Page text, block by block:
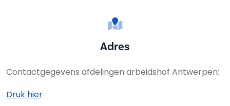
Adres
Contactgegevens afdelingen arbeidshof Antwerpen:
Druk hier